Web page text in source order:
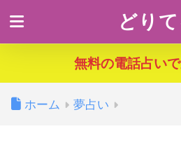
どり
無料の電話占い
ホーム 夢占い